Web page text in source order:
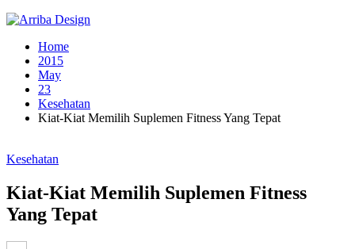
Home
2015
May
23
Kesehatan
Kiat-Kiat Memilih Suplemen Fitness Yang Tepat
Kesehatan
Kiat-Kiat Memilih Suplemen Fitness
Yang Tepat